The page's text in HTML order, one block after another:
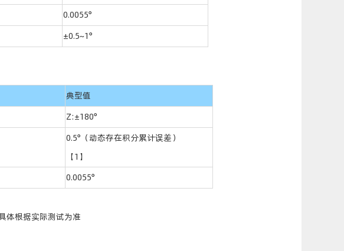
0.0055°
±0.5~1°
典型值
Z:±180°
0.5°（动态存在积分累计误差）
【1】
0.0055°
体根据实际测试为准